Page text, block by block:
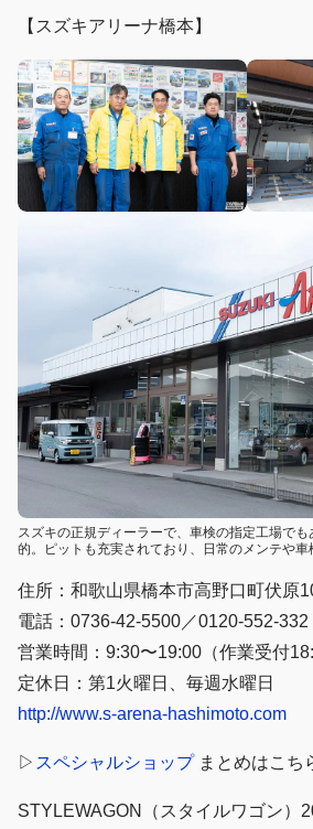
【スズキアリーナ橋本】
スズキの正規ディーラーで、車検の指定工場で
的。ピットも充実されており、日常のメンテや車
住所：和歌山県橋本市高野口町伏原
電話：0736-42-5500／0120-552-332
営業時間：9:30〜19:00（作業受付
定休日：第1火曜日、毎週水曜日
http://www.s-arena-hashimoto.com
▷ スペシャルショップまとめはこち
STYLEWAGON（スタイルワゴン）